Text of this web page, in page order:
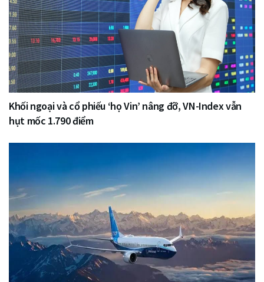
Khối ngoại và cổ phiếu ‘họ Vin’ nâng đỡ, VN-Index vẫn
hụt mốc 1.790 điểm